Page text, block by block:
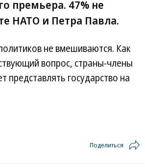
премьера. 47% не
НАТО и Петра Павла.
не вмешиваются. Как
вопрос, страны-члены
государство на
Поделиться